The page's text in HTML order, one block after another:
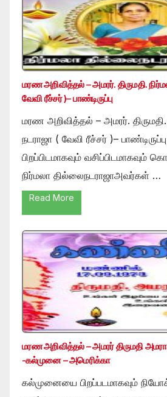
மரண அறிவித்தல் – அமரர். திருமதி.
வேவி ரீச்சர் )– பாண்டிருப்பு
மரண அறிவித்தல் – அமரர்.
நடராஜா ( வேவி ரீச்சர் )–
பிறப்பிடமாகவும் வசிப்பிடமாகவும்
நிர்மலா தில்லைநடராஜாஅவர்கள் …
Read More
மரண அறிவித்தல் – அமரர் திருமதி
-கல்முனை – அமெரிக்கா
கல்முனையை பிறப்படமாகவும்